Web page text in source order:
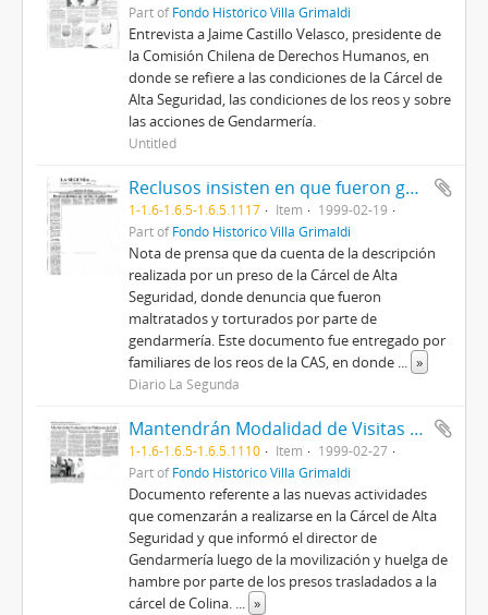
Part ofFondo Histórico Villa Grimaldi
Entrevista a Jaime Castillo Velasco, presidente de
la Comisión Chilena de Derechos Humanos, en
donde se refiere a las condiciones de la Cárcel de
Alta Seguridad, las condiciones de los reos y sobre
las acciones de Gendarmería.
Untitled
Reclusos insisten en que fueron golpeados
1-1.6-1.6.5-1.6.5.1117 Item
1999-02-19
Part ofFondo Histórico Villa Grimaldi
Nota de prensa que da cuenta de la descripción
realizada por un preso de la Cárcel de Alta
Seguridad, donde denuncia que fueron
maltratados y torturados por parte de
gendarmería. Este documento fue entregado por
familiares de los reos de la CAS, en donde ... »
Diario La Segunda
Mantendrán Modalidad de Visitas en la CAS
1-1.6-1.6.5-1.6.5.1110 Item
1999-02-27
Part ofFondo Histórico Villa Grimaldi
Documento referente a las nuevas actividades
que comenzarán a realizarse en la Cárcel de Alta
Seguridad y que informó el director de
Gendarmería luego de la movilización y huelga de
hambre por parte de los presos trasladados a la
cárcel de Colina. ... »